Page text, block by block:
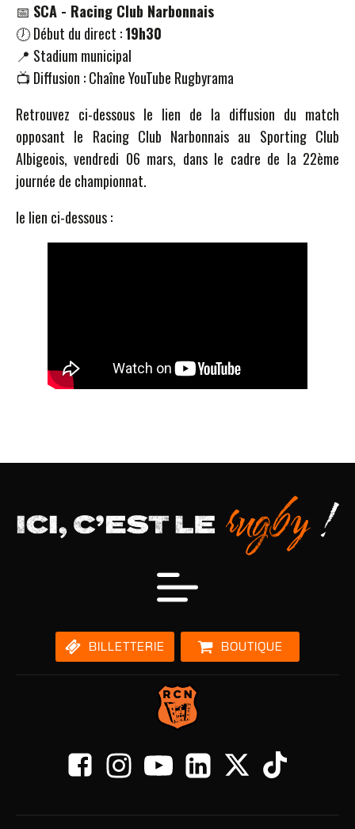
📅 SCA - Racing Club Narbonnais
🕖 Début du direct :19h30
📍 Stadium municipal
📺 Diffusion : Chaîne YouTube Rugbyrama
Retrouvez ci-dessous le lien de la diffusion du match
opposant le Racing Club Narbonnais au Sporting Club
Albigeois, vendredi 06 mars, dans le cadre de la 22ème
journée de championnat.
le lien ci-dessous :
BILLETTERIE BOUTIQUE